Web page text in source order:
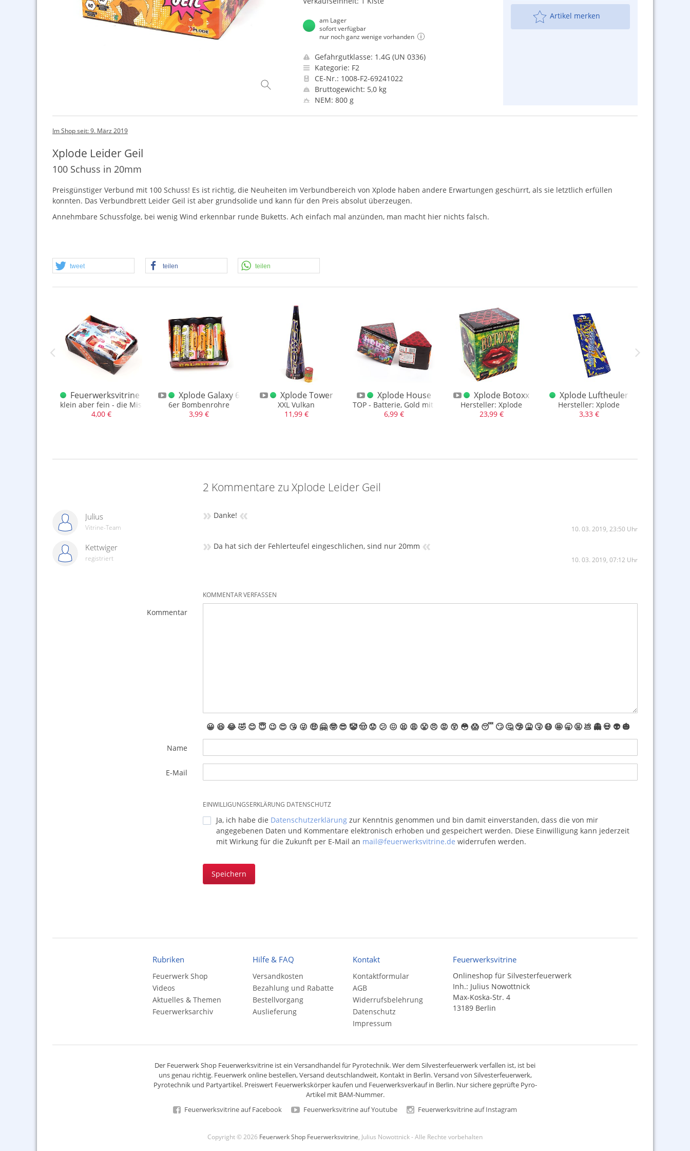
am Lager
sofort verfügbar
nur noch ganz wenige vorhanden
Gefahrgutklasse: 1.4G (UN 0336)
Kategorie: F2
CE-Nr.: 1008-F2-69241022
Bruttogewicht: 5,0 kg
NEM: 800 g
Artikel merken
Im Shop seit: 9. März 2019
Xplode Leider Geil
100 Schuss in 20mm
Preisgünstiger Verbund mit 100 Schuss! Es ist richtig, die Neuheiten im Verbundbereich von Xplode haben andere Erwartungen geschürrt, als sie letztlich erfüllen
konnten. Das Verbundbrett Leider Geil ist aber grundsolide und kann für den Preis absolut überzeugen.
Annehmbare Schussfolge, bei wenig Wind erkennbar runde Buketts. Ach einfach mal anzünden, man macht hier nichts falsch.
tweet teilen teilen
Lady Cracker 400Feuerwerksvitrine Bunte Schachteln - Exoten - Geil!
klein aber fein - die Mischung macht's
4,00 €
Xplode Galaxy 6
6er Bombenrohre
3,99 €
Xplode Tower
XXL Vulkan
11,99 €
Xplode House
TOP - Batterie, Gold mit roten Blinkern
6,99 €
Xplode Botoxx
Hersteller: Xplode
23,99 €
Xplode Luftheuler
Hersteller: Xplode
3,33 €
2 Kommentare zu Xplode Leider Geil
Julius
Vitrine-Team
» Danke! «
10. 03. 2019, 23:50 Uhr
Kettwiger
registriert
» Da hat sich der Fehlerteufel eingeschlichen, sind nur 20mm «
10. 03. 2019, 07:12 Uhr
KOMMENTAR VERFASSEN
Kommentar
😀 😆 😂🤣 😊 😇 😉 😍 😘 😜 🤑 🤗 🤓 😎 🤡🤠 😟 😕 😖 😫 😩 😤 😠 😡 😲 😳 😱 😴 🙄 🤔 🤥 🤮 🤧 😷 🤩 🥱 🤬 💩 👻 💀 👽 🎃
Name
E-Mail
EINWILLIGUNGSERKLÄRUNG DATENSCHUTZ
Ja, ich habe die Datenschutzerklärungzur Kenntnis genommen und bin damit einverstanden, dass die von mir
angegebenen Daten und Kommentare elektronisch erhoben und gespeichert werden. Diese Einwilligung kann jederzeit
mit Wirkung für die Zukunft per E-Mail an mail@feuerwerksvitrine.de widerrufen werden.
Speichern
Rubriken
Feuerwerk Shop
Videos
Aktuelles & Themen
Feuerwerksarchiv
Hilfe & FAQ
Versandkosten
Bezahlung und Rabatte
Bestellvorgang
Auslieferung
Kontakt
Kontaktformular
AGB
Widerrufsbelehrung
Datenschutz
Impressum
Feuerwerksvitrine
Onlineshop für Silvesterfeuerwerk
Inh.: Julius Nowottnick
Max-Koska-Str. 4
13189 Berlin
Der Feuerwerk Shop Feuerwerksvitrine ist ein Versandhandelfür Pyrotechnik. Wer dem Silvesterfeuerwerk verfallen ist, ist bei
uns genau richtig. Feuerwerk online bestellen,Versand deutschlandweit, Kontakt in Berlin. Versand von Silvesterfeuerwerk,
Pyrotechnikund Partyartikel. Preiswert Feuerwerkskörperkaufen und Feuerwerksverkauf in Berlin. Nur sichere geprüfte Pyro-
Artikel mit BAM-Nummer.
Feuerwerksvitrine auf Facebook
Feuerwerksvitrine auf Youtube Feuerwerksvitrine auf Instagram
Copyright © 2026 Feuerwerk Shop Feuerwerksvitrine , Julius Nowottnick - Alle Rechte vorbehalten